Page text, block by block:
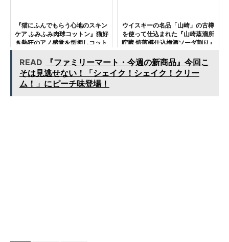
『猫にふんでもらう心地のスキン
ケア ふみふみ肉球コットン』猫好
き熱狂のアノ感覚を型押しコット
ウイスキーの名品「山崎」の古樽
を使って仕込まれた『山崎蒸溜所
貯蔵 焙煎樽仕込梅酒ソーダ割り』
READ
『ファミリーマート・今週の新商品』今回こ
そは見逃せない！「シェイク！シェイク！クリー
ム！」にピーチ味登場！